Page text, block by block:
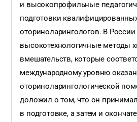
и высокопрофильные
подготовки
оториноларингологов. В
высокотехнологичные методы
вмешательств, которые
международному уровню
оториноларингологической
доложил о том, что он
в подготовке, а затем и